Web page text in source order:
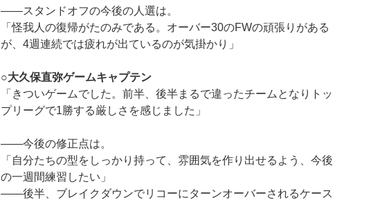
――スタンドオフの今後の人選は。
「怪我人の復帰がたのみである。オーバー30のFWの頑張りがある
が、4週連続では疲れが出ているのが気掛かり」
○大久保直弥ゲームキャプテン
「きついゲームでした。前半、後半まるで違ったチームとなりトッ
プリーグで1勝する厳しさを感じました」
――今後の修正点は。
「自分たちの型をしっかり持って、雰囲気を作り出せるよう、今後
の一週間練習したい」
――後半、ブレイクダウンでリコーにターンオーバーされるケース